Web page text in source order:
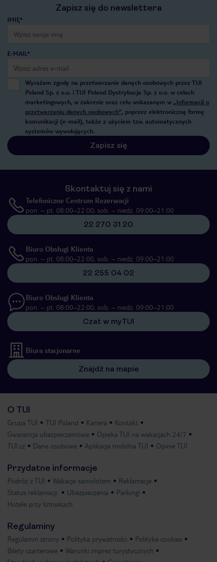
Zapisz się do newslettera
IMIĘ*
E-MAIL*
Wyrażam zgodę na przetwarzanie danych osobowych przez TUI
Poland Sp. z o.o. i TUI Poland Dystrybucja Sp. z o.o. w celach
marketingowych, w zakresie oraz celu wskazanym w „Informacji o
przetwarzaniu danych osobowych”, poprzez elektroniczną formę
komunikacji (e-mail), także z użyciem tzw. automatycznych
systemów wywołujących.
Zapisz się
Skontaktuj się z nami
Telefoniczne Centrum Rezerwacji
pon. – pt. 08:00–22:00, sob. – niedz. 09:00–21:00
22 270 31 20
Biuro Obsługi Klienta
pon. – pt. 08:00–22:00, sob. – niedz. 09:00–21:00
22 255 04 02
Biuro Obsługi Klienta
pon. – pt. 08:00–22:00, sob. – niedz. 09:00–21:00
Czat w myTUI
Biura stacjonarne
Znajdź na mapie
O TUI
Grupa TUI TUI Poland Kariera
Kontakt
Gwarancja ubezpieczeniowa
Opieka TUI na wakacjach 24/7
TUI.cz
Dane osobowe Aplikacja mobilna TUI Opinie TUI
Przydatne informacje
Podróż z TUI Wakacje samolotem
Reklamacje
Status reklamacji
Ubezpieczenia
Parkingi
Hotele przy lotniskach
Regulaminy
Regulamin strony Polityka prywatności
Polityka cookies
Bilety czarterowe
Warunki imprez turystycznych